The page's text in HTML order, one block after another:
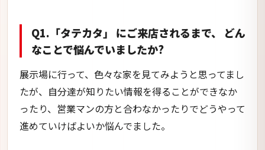
Q1.「タテカタ」 にご来店されるまで、 どん
なことで悩んでいましたか?
展示場に行って、色々な家を見てみようと思ってまし
たが、自分達が知りたい情報を得ることができなか
ったり、営業マンの方と合わなかったりでどうやって
進めていけばよいか悩んでました。